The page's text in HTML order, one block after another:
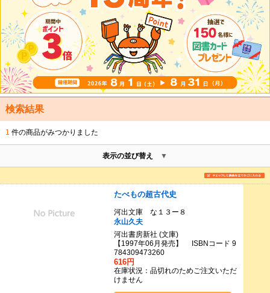
検索結果
1 件の商品がみつかりました
表示の並び替え
たべもの超古代史
河出文庫 な１３ー８
永山久夫
河出書房新社 (文庫)
【1997年06月発売】 ISBNコード 9
784309473260
616円
在庫状況：品切れのためご注文いただ
けません